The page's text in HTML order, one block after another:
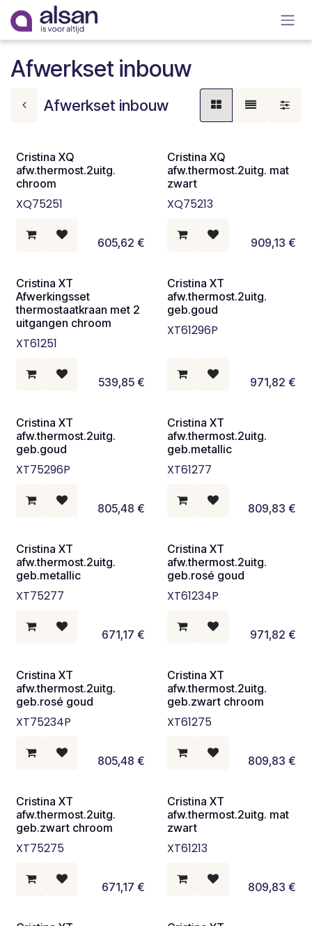
Overslaan naar inhoud
Afwerkset inbouw
Afwerkset inbouw
Cristina XQ
afw.thermost.2uitg.
chroom
XQ75251
605,62 €
Cristina XQ
afw.thermost.2uitg. mat
zwart
XQ75213
909,13 €
Cristina XT
Afwerkingsset
thermostaatkraan met 2
uitgangen chroom
XT61251
539,85€
Cristina XT
afw.thermost.2uitg.
geb.goud
XT61296P
971,82 €
Cristina XT
afw.thermost.2uitg.
geb.goud
XT75296P
805,48 €
Cristina XT
afw.thermost.2uitg.
geb.metallic
XT61277
809,83 €
Cristina XT
afw.thermost.2uitg.
geb.metallic
XT75277
671,17 €
Cristina XT
afw.thermost.2uitg.
geb.rosé goud
XT61234P
971,82 €
Cristina XT
afw.thermost.2uitg.
geb.rosé goud
XT75234P
805,48 €
Cristina XT
afw.thermost.2uitg.
geb.zwart chroom
XT61275
809,83 €
Cristina XT
afw.thermost.2uitg.
geb.zwart chroom
XT75275
671,17 €
Cristina XT
afw.thermost.2uitg. mat
zwart
XT61213
809,83 €